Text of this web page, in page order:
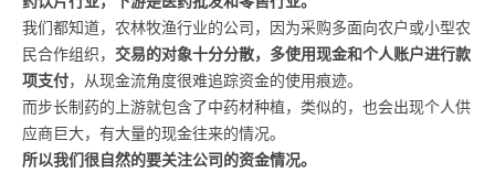
我们都知道，农林牧渔行业的公司，因为采购多面向农户或小型农
民合作组织， 交易的对象十分分散，多使用现金和个人账户进行款
项支付，从现金流角度很难追踪资金的使用痕迹。
而步长制药的上游就包含了中药材种植，类似的，也会出现个人供
应商巨大，有大量的现金往来的情况。
所以我们很自然的要关注公司的资金情况。